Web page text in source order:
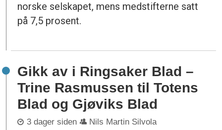
norske selskapet, mens medstifterne satt
på 7,5 prosent.
Gikk av i Ringsaker Blad –
Trine Rasmussen til Totens
Blad og Gjøviks Blad
3 dager siden Nils Martin Silvola